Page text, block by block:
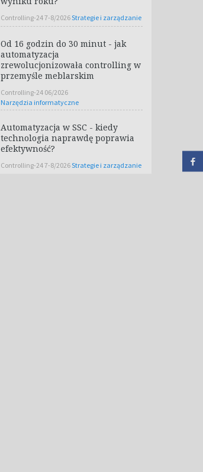
Controlling-24 7-8/2026Strategie i zarządzanie
Od 16 godzin do 30 minut - jak
automatyzacja
zrewolucjonizowała controlling w
przemyśle meblarskim
Controlling-24 06/2026
Narzędzia informatyczne
Automatyzacja w SSC - kiedy
technologia naprawdę poprawia
efektywność?
Controlling-24 7-8/2026Strategie i zarządzanie